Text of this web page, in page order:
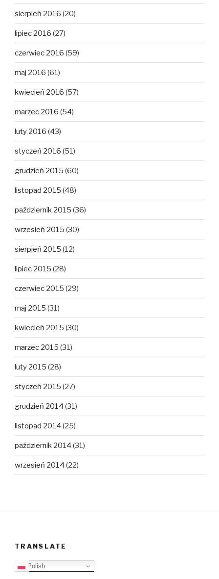
sierpień 2016 (20)
lipiec 2016 (27)
czerwiec 2016 (59)
maj 2016 (61)
kwiecień 2016 (57)
marzec 2016 (54)
luty 2016 (43)
styczeń 2016 (51)
grudzień 2015 (60)
listopad 2015 (48)
październik 2015 (36)
wrzesień 2015 (30)
sierpień 2015 (12)
lipiec 2015 (28)
czerwiec 2015 (29)
maj 2015 (31)
kwiecień 2015 (30)
marzec 2015 (31)
luty 2015 (28)
styczeń 2015 (27)
grudzień 2014 (31)
listopad 2014 (25)
październik 2014 (31)
wrzesień 2014 (22)
TRANSLATE
Polish